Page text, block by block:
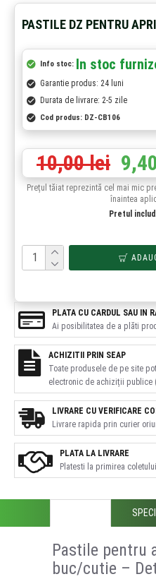
PASTILE DZ PENTRU
Info stoc: In stoc
Garantie produs: 24 luni
Durata de livrare: 2-5 zile
Cod produs: DZ-CB106
10,00 lei
Prețul tăiat reprezintă cel mai mic
înaintea
Pretul
PLATA LA LIVRARE
Platesti la primirea coletului.
LIVRARE CU VERIFICARE
Livrare rapida prin curier
PLATA CU CARDUL SAU IN
Ai posibilitatea de a plăti
ACHIZITII PRIN SEAP
Toate produsele de pe site
electronic de achiziții publice
Pastile pentru
buc/cutie –